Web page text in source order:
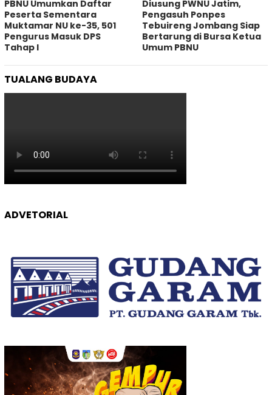
PBNU Umumkan Daftar
Peserta Sementara
Muktamar NU ke-35, 501
Pengurus Masuk DPS
Tahap I
Diusung PWNU Jatim,
Pengasuh Ponpes
Tebuireng Jombang Siap
Bertarung di Bursa Ketua
Umum PBNU
TUALANG BUDAYA
ADVETORIAL